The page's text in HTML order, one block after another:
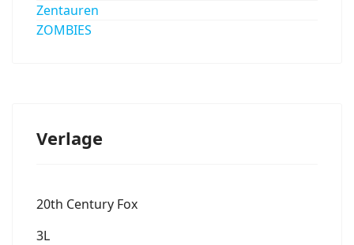
Zentauren
ZOMBIES
Verlage
20th Century Fox
3L